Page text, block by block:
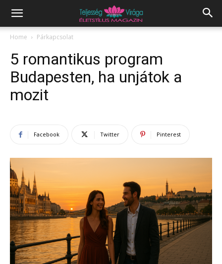
Home Párkapcsolat
5 romantikus program
Budapesten, ha unjátok a
mozit
Facebook Twitter Pinterest